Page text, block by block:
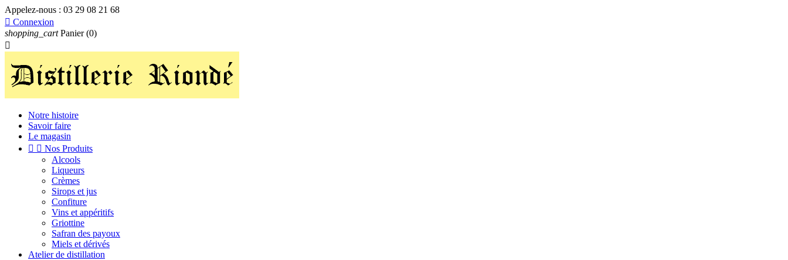
Appelez-nous : 03 29 08 21 68
 Connexion
shopping_cart Panier (0)

Notre histoire
Savoir faire
Le magasin
  Nos Produits
Alcools
Liqueurs
Crèmes
Sirops et jus
Confiture
Vins et appéritifs
Griottine
Safran des payoux
Miels et dérivés
Atelier de distillation